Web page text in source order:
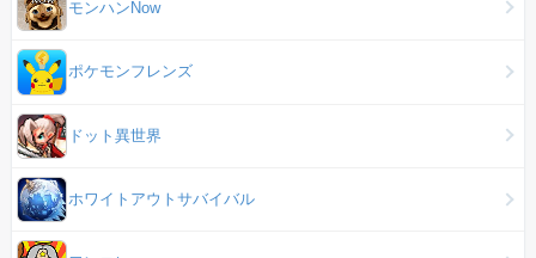
モンハンNow
ポケモンフレンズ
ドット異世界
ホワイトアウトサバイバル